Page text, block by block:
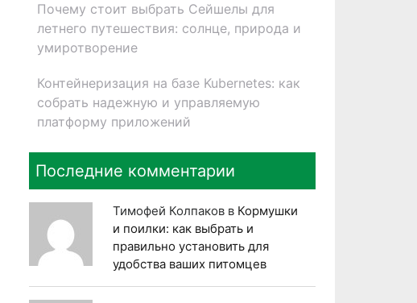
Почему стоит выбрать Сейшелы для
летнего путешествия: солнце, природа и
умиротворение
Контейнеризация на базе Kubernetes: как
собрать надежную и управляемую
платформу приложений
Последние комментарии
Тимофей Колпаков в Кормушки
и поилки: как выбрать и
правильно установить для
удобства ваших питомцев